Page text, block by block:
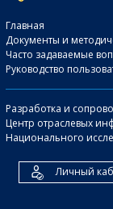
Главная
Документы и
Часто задаваемые
Руководство
Разработка и
Центр отраслевых
Национального
Личный